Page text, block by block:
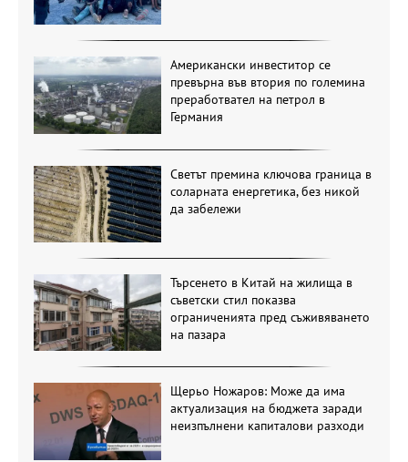
Американски инвеститор се
превърна във втория по големина
преработвател на петрол в
Германия
Светът премина ключова граница в
соларната енергетика, без никой
да забележи
Търсенето в Китай на жилища в
съветски стил показва
ограниченията пред съживяването
на пазара
Щерьо Ножаров: Може да има
актуализация на бюджета заради
неизпълнени капиталови разходи